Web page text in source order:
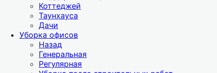
Коттеджей
Таунхауса
Дачи
Уборка офисов
Назад
Генеральная
Регулярная